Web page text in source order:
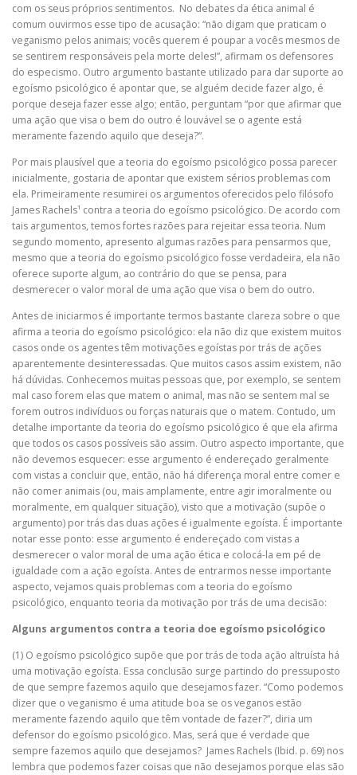
com os seus próprios sentimentos. No debates da ética animal é
comum ouvirmos esse tipo de acusação: “não digam que praticam o
veganismo pelos animais; vocês querem é poupar a vocês mesmos de
se sentirem responsáveis pela morte deles!”, afirmam os defensores
do especismo. Outro argumento bastante utilizado para dar suporte ao
egoísmo psicológico é apontar que, se alguém decide fazer algo, é
porque deseja fazer esse algo; então, perguntam “por que afirmar que
uma ação que visa o bem do outro é louvável se o agente está
meramente fazendo aquilo que deseja?”.
Por mais plausível que a teoria do egoísmo psicológico possa parecer
inicialmente, gostaria de apontar que existem sérios problemas com
ela. Primeiramente resumirei os argumentos oferecidos pelo filósofo
James Rachels¹ contra a teoria do egoísmo psicológico. De acordo com
tais argumentos, temos fortes razões para rejeitar essa teoria. Num
segundo momento, apresento algumas razões para pensarmos que,
mesmo que a teoria do egoísmo psicológico fosse verdadeira, ela não
oferece suporte algum, ao contrário do que se pensa, para
desmerecer o valor moral de uma ação que visa o bem do outro.
Antes de iniciarmos é importante termos bastante clareza sobre o que
afirma a teoria do egoísmo psicológico: ela não diz que existem muitos
casos onde os agentes têm motivações egoístas por trás de ações
aparentemente desinteressadas. Que muitos casos assim existem, não
há dúvidas. Conhecemos muitas pessoas que, por exemplo, se sentem
mal caso forem elas que matem o animal, mas não se sentem mal se
forem outros indivíduos ou forças naturais que o matem. Contudo, um
detalhe importante da teoria do egoísmo psicológico é que ela afirma
que todos os casos possíveis são assim. Outro aspecto importante, que
não devemos esquecer: esse argumento é endereçado geralmente
com vistas a concluir que, então, não há diferença moral entre comer e
não comer animais (ou, mais amplamente, entre agir imoralmente ou
moralmente, em qualquer situação), visto que a motivação (supõe o
argumento) por trás das duas ações é igualmente egoísta. É importante
notar esse ponto: esse argumento é endereçado com vistas a
desmerecer o valor moral de uma ação ética e colocá-la em pé de
igualdade com a ação egoísta. Antes de entrarmos nesse importante
aspecto, vejamos quais problemas com a teoria do egoísmo
psicológico, enquanto teoria da motivação por trás de uma decisão:
Alguns argumentos contra a teoria doe egoísmo psicológico
(1) O egoísmo psicológico supõe que por trás de toda ação altruísta há
uma motivação egoísta. Essa conclusão surge partindo do pressuposto
de que sempre fazemos aquilo que desejamos fazer. “Como podemos
dizer que o veganismo é uma atitude boa se os veganos estão
meramente fazendo aquilo que têm vontade de fazer?”, diria um
defensor do egoísmo psicológico. Mas, será que é verdade que
sempre fazemos aquilo que desejamos? James Rachels (Ibid. p. 69) nos
lembra que podemos fazer coisas que não desejamos porque elas são